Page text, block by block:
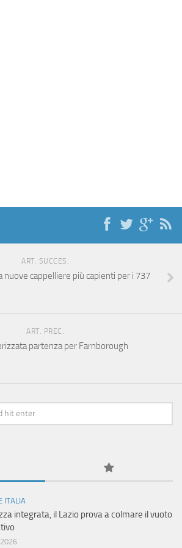
ART. SUCCES.
nuove cappelliere più capienti per i 737
ART. PREC.
partenza per Farnborough
ITALIA
integrata, il Lazio prova a colmare il vuoto